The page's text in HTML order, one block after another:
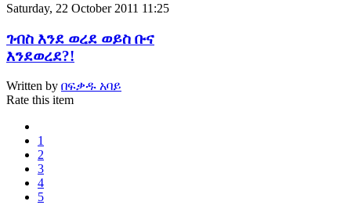
Saturday, 22 October 2011 11:25
ገብስ እንደ ወረደ ወይስ ቡና
እንደወረደ?!
Written by በፍቃዱ አባይ
Rate this item
1
2
3
4
5